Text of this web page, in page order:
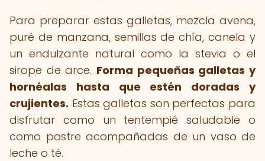
Para preparar estas galletas, mezcla avena,
puré de manzana, semillas de chía, canela y
un endulzante natural como la stevia o el
sirope de arce. Forma pequeñas galletas y
hornéalas hasta que estén doradas y
crujientes. Estas galletas son perfectas para
disfrutar como un tentempié saludable o
como postre acompañadas de un vaso de
leche o té.